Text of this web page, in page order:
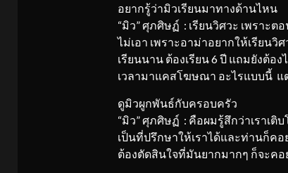
อยากรู้ว่ามิวเรียนมาทางด้านไหน
“มิว” ศุภศิษฏ์ : เรียนวิศวะ เพราะ
ไม่เอา เพราะอาม่าอยากให้เรียนวิ
เรียนนาน ต้องเรียน 6 ปี แถมยังต้อ
เวลามาแคสโฆษณา อะไรแบบนี้ แ
ดูมิวผูกพันธ์กับครอบครัว
“มิว” ศุภศิษฏ์ : คือผมรู้สึกว่าเราเ
เป็นที่ปรึกษาให้เราได้และท่านก็คอ
ต้องตัดสินใจที่มันยากมากๆ ก็จะค